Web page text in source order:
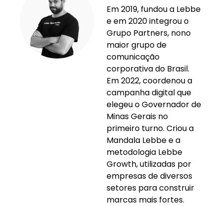
Em 2019, fundou a Lebbe
e em 2020 integrou o
Grupo Partners, nono
maior grupo de
comunicação
corporativa do Brasil.
Em 2022, coordenou a
campanha digital que
elegeu o Governador de
Minas Gerais no
primeiro turno. Criou a
Mandala Lebbe e a
metodologia Lebbe
Growth, utilizadas por
empresas de diversos
setores para construir
marcas mais fortes.